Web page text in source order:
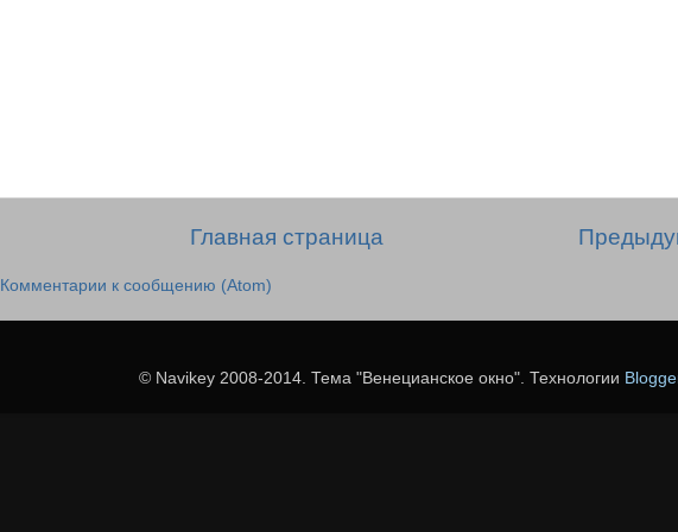
Главная страница
Комментарии к сообщению (Atom)
© Navikey 2008-2014. Тема "Венецианское окно". Технологии